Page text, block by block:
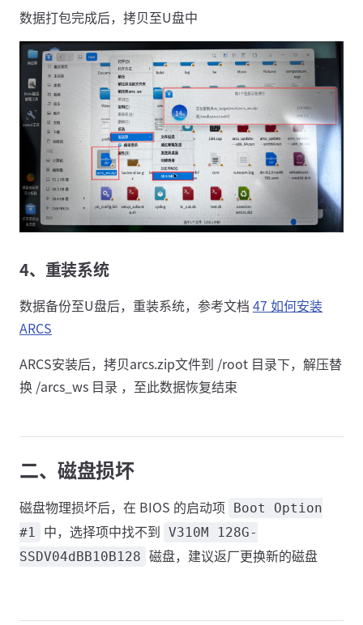
数据打包完成后，拷贝至U盘中
4、重装系统
数据备份至U盘后，重装系统，参考文档 47 如何安装
ARCS
ARCS安装后，拷贝arcs.zip文件到 /root 目录下，解压替
换 /arcs_ws 目录 ，至此数据恢复结束
二、磁盘损坏
磁盘物理损坏后，在 BIOS 的启动项 Boot Option
#1
中，选择项中找不到 V310M 128G-
SSDV04dBB10B128 磁盘，建议返厂更换新的磁盘